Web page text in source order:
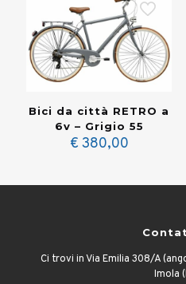
Bici da città RETRO a
6v – Grigio 55
€ 380,00
Ci trovi in Via Emilia 308/A
Imola